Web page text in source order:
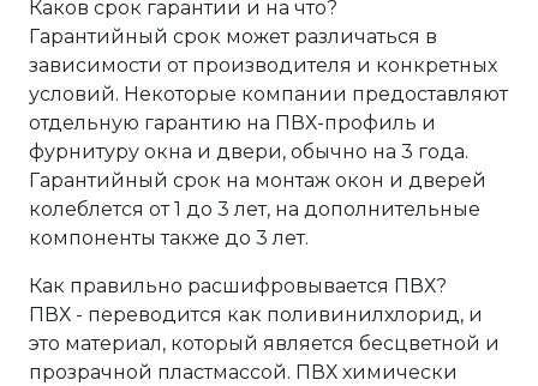
Каков срок гарантии и на что?
Гарантийный срок может различаться в
зависимости от производителя и конкретных
условий. Некоторые компании предоставляют
отдельную гарантию на ПВХ-профиль и
фурнитуру окна и двери, обычно на 3 года.
Гарантийный срок на монтаж окон и дверей
колеблется от 1 до 3 лет, на дополнительные
компоненты также до 3 лет.
Как правильно расшифровывается ПВХ?
ПВХ - переводится как поливинилхлорид, и
это материал, который является бесцветной и
прозрачной пластмассой. ПВХ химически